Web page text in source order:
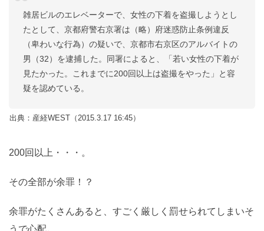
雑居ビルのエレベーターで、女性の下着を盗撮しようとし
たとして、京都府警右京署は（略）府迷惑防止条例違反
（卑わいな行為）の疑いで、京都市右京区のアルバイトの
男（32）を逮捕した。同署によると、「若い女性の下着が
見たかった。これまでに200回以上は盗撮をやった」と容
疑を認めている。
出典：産経WEST（2015.3.17 16:45）
200回以上・・・。
その全部が余罪！？
余罪がたくさんあると、すごく厳しく罰せられてしまいそ